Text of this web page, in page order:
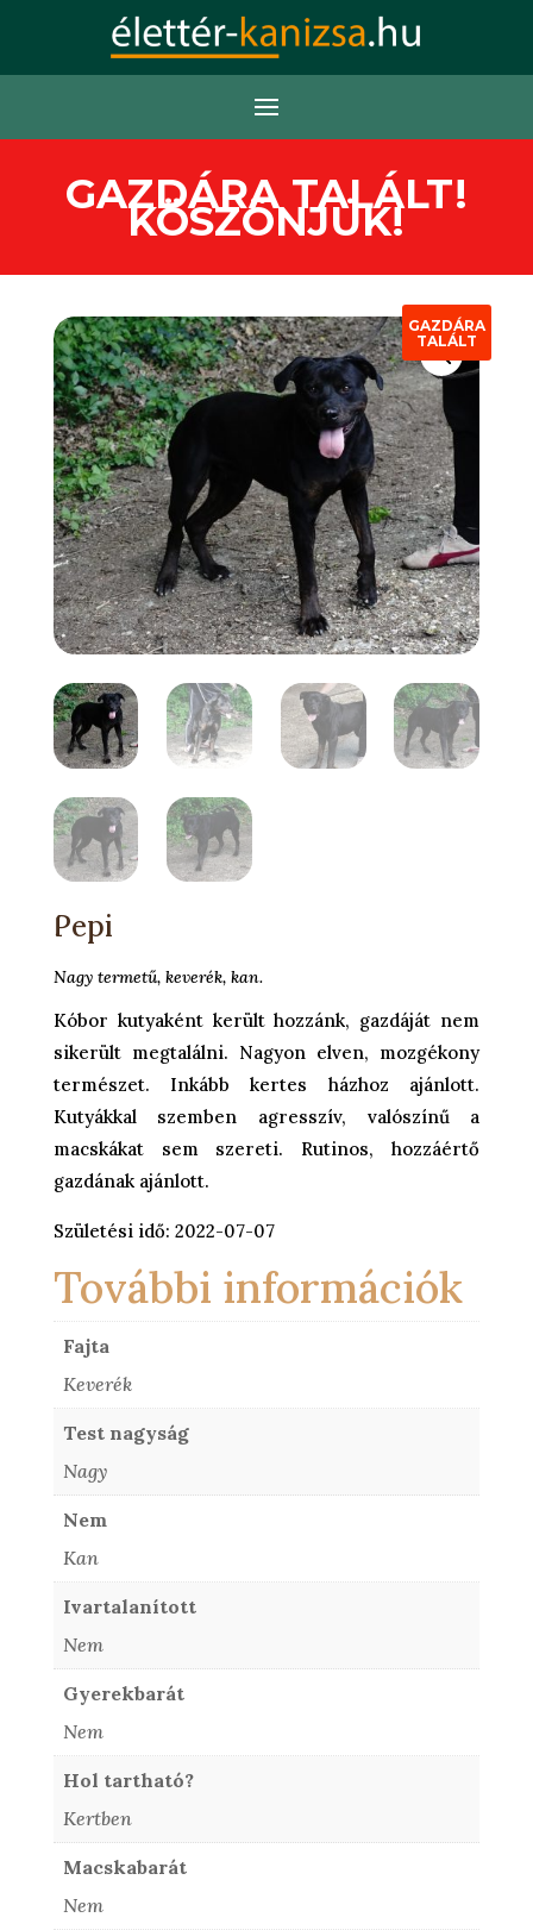
GAZDÁRA TALÁLT!
KÖSZÖNJÜK!
Pepi
Nagy termetű, keverék, kan.
Kóbor kutyaként került hozzánk, gazdáját nem
sikerült megtalálni. Nagyon elven, mozgékony
természet. Inkább kertes házhoz ajánlott.
Kutyákkal szemben agresszív, valószínű a
macskákat sem szereti. Rutinos, hozzáértő
gazdának ajánlott.
Születési idő: 2022-07-07
További információk
Fajta
Keverék
Test nagyság
Nagy
Nem
Kan
Ivartalanított
Nem
Gyerekbarát
Nem
Hol tartható?
Kertben
Macskabarát
Nem
GAZDÁRA
TALÁLT